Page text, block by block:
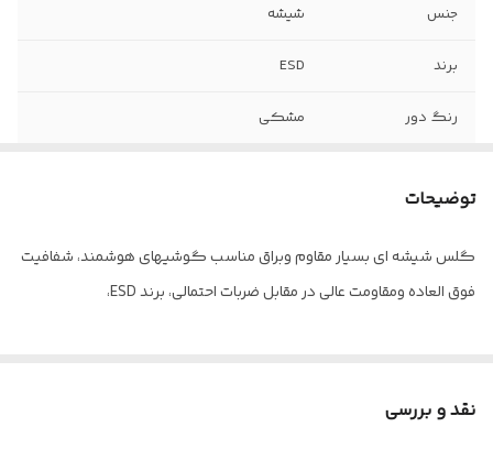
جنس شیشه
برند ESD
رنگ دور مشکی
توضیحات
گلس شیشه ای بسیار مقاوم وبراق مناسب گوشیهای هوشمند، شفافیت
فوق العاده ومقاومت عالی در مقابل ضربات احتمالی، برند ESD،
نقد و بررسی